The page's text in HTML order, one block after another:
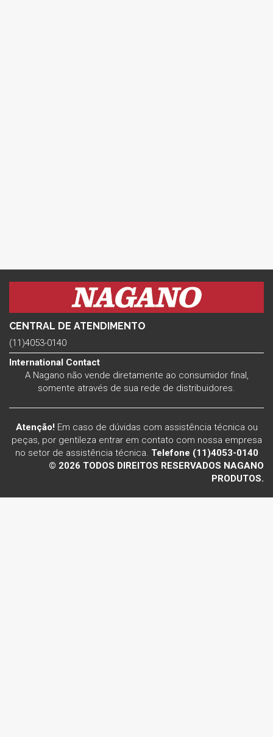
CENTRAL DE ATENDIMENTO
(11)4053-0140
International Contact
A Nagano não vende diretamente ao consumidor final,
somente através de sua rede de distribuidores.
Atenção! Em caso de dúvidas com assistência técnica ou
peças, por gentileza entrar em contato com nossa empresa
no setor de assistência técnica. Telefone (11)4053-0140
© 2026 TODOS DIREITOS RESERVADOS NAGANO
PRODUTOS.